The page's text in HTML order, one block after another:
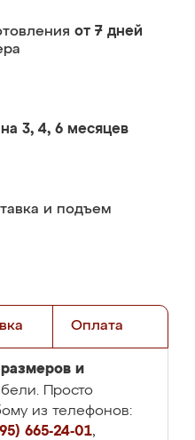
от 7 дней
на 3, 4, 6 месяцев
и подъем
Оплата
размеров и
Просто
из телефонов:
665-24-01,